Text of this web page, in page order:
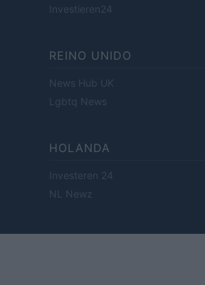
Investieren24
REINO UNIDO
News Hub UK
Lgbtq News
HOLANDA
Investeren 24
NL Newz